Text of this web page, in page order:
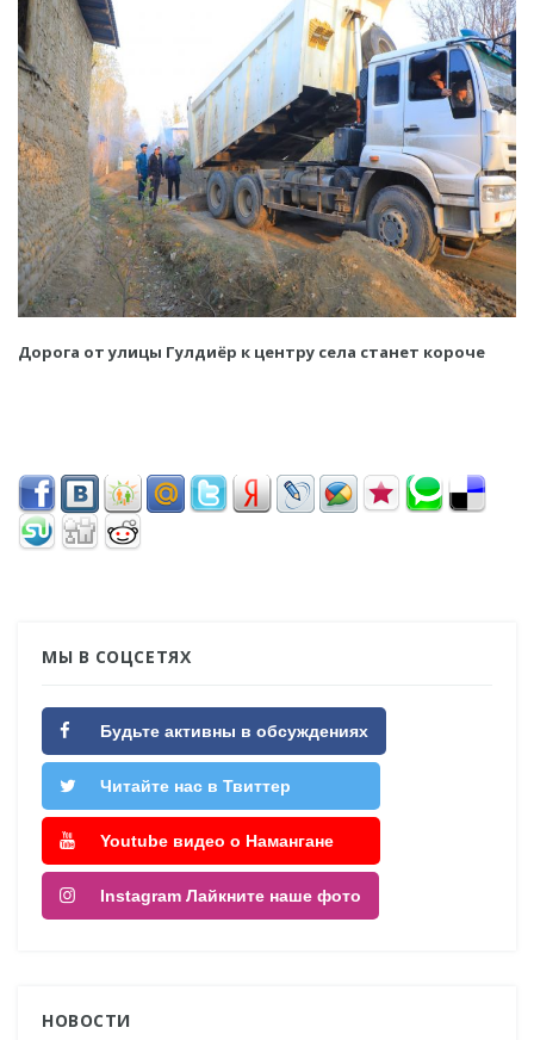
Дорога от улицы Гулдиёр к центру села станет короче
МЫ В СОЦСЕТЯХ
Будьте активны в обсуждениях
Читайте нас в Твиттер
Youtube видео о Намангане
Instagram Лайкните наше фото
НОВОСТИ